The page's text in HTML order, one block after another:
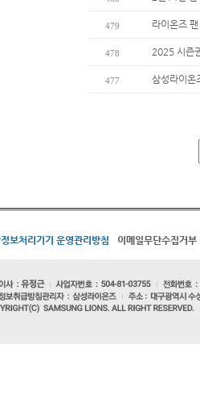
479 라이온즈
478 2025 시즌
477 삼성라이온
보처리기기 운영관리방침 이메일무단수집거부